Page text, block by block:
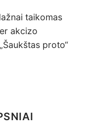
taikomas
akcizo
proto“